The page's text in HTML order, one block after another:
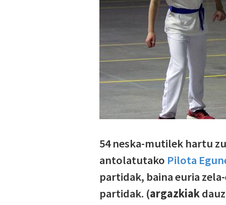
54 neska-mutilek hartu
antolatutako Pilota
partidak, baina euria
partidak. (argazkiak